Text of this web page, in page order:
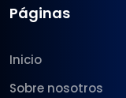
Páginas
Inicio
Sobre nosotros